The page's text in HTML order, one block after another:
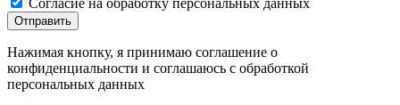
Отправить
Нажимая кнопку, я принимаю соглашение о
конфиденциальности и соглашаюсь с обработкой
персональных данных